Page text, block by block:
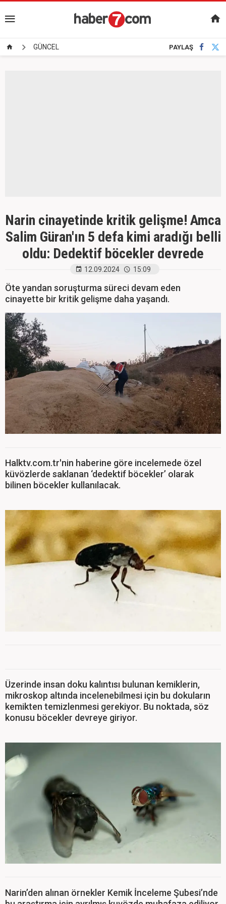
GÜNCEL PAYLAŞ
Narin cinayetinde kritik gelişme! Amca
Salim Güran'ın 5 defa kimi aradığı belli
oldu: Dedektif böcekler devrede
12.09.2024 15:09
Öte yandan soruşturma süreci devam eden
cinayette bir kritik gelişme daha yaşandı.
Halktv.com.tr'nin haberine göre incelemede özel
küvözlerde saklanan ‘dedektif böcekler’ olarak
bilinen böcekler kullanılacak.
Üzerinde insan doku kalıntısı bulunan kemiklerin,
mikroskop altında incelenebilmesi için bu dokuların
kemikten temizlenmesi gerekiyor. Bu noktada, söz
konusu böcekler devreye giriyor.
Narin’den alınan örnekler Kemik İnceleme Şubesi’nde